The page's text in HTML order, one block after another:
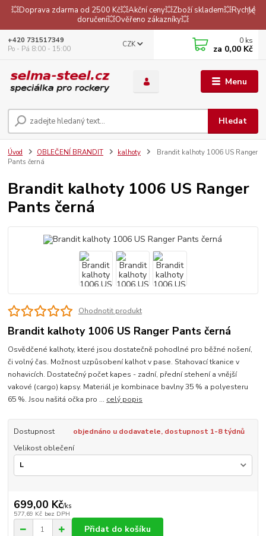
💥Doprava zdarma od 2500 Kč💥Akční ceny💥Zboží skladem💥Rychlé
doručení💥Ověřeno zákazníky💥
Menu
CZK
Hledat
+420 731517349
Po - Pá 8:00 - 15:00
0 ks
za 0,00 Kč
Úvod OBLEČENÍ BRANDIT kalhoty
Brandit kalhoty 1006 US Ranger
Pants černá
Brandit kalhoty 1006 US Ranger
Pants černá
Ohodnotit produkt
Brandit kalhoty 1006 US Ranger Pants černá
Osvědčené kalhoty, které jsou dostatečně pohodlné pro běžné nošení,
či volný čas. Možnost uzpůsobení kalhot v pase. Stahovací tkanice v
nohavicích. Dostatečný počet kapes - zadní, přední stehení a vnější
vakové (cargo) kapsy. Materiál je kombinace bavlny 35 % a polyesteru
65 %. Jsou našitá očka pro ... celý popis
Dostupnost
objednáno u dodavatele, dostupnost 1-8 týdnů
Velikost oblečení
699,00 Kč/ks
577,69 Kč bez DPH
Přidat do košíku